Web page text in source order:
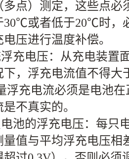
多点）测定，这些点必
30℃或者低于20℃时，
压进行温度补偿。
充电压：从充电装置
下，浮充电流值不得大
浮充电流必须是电池
不真实的。
池的浮充电压：每只
值与平均浮充电压相